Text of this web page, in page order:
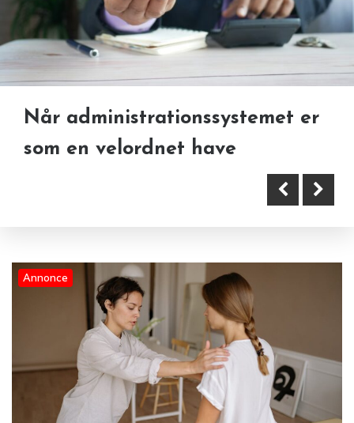
Fysioterapiens nye retning i og
Løvegården gør glutenfrit
Når administrationssystemet er
som en velordnet have
Annonce